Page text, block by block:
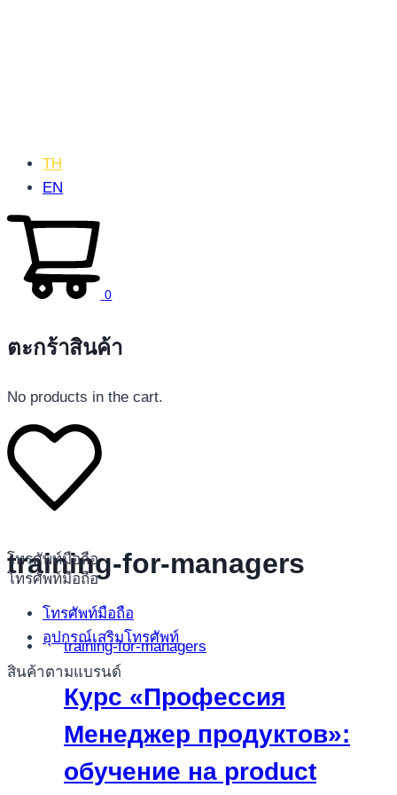
โทรศัพท์มือถือ
โทรศัพท์มือถือ
โทรศัพท์มือถือ
อุปกรณ์เสริมโทรศัพท์
สินค้าตามแบรนด์
TH
EN
0
ตะกร้าสินค้า
No products in the cart.
training-for-managers
training-for-managers
Курс «Профессия
Менеджер продуктов»:
обучение на product